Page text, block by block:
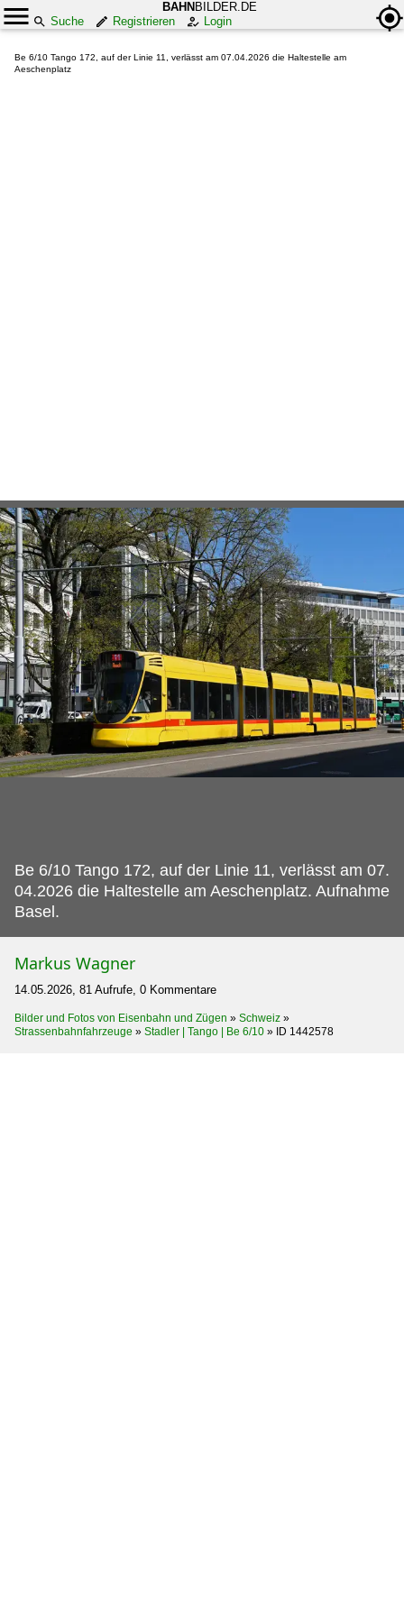
BAHN BILDER.DE
Suche
Registrieren Login
Be 6/10 Tango 172, auf der Linie 11, verlässt am 07.04.2026 die Haltestelle am
Aeschenplatz
Be 6/10 Tango 172, auf der Linie 11, verlässt am 07.
04.2026 die Haltestelle am Aeschenplatz. Aufnahme
Basel.
Markus Wagner
14.05.2026, 81 Aufrufe, 0 Kommentare
Bilder und Fotos von Eisenbahn und Zügen » Schweiz »
Strassenbahnfahrzeuge » Stadler | Tango | Be 6/10 » ID 1442578